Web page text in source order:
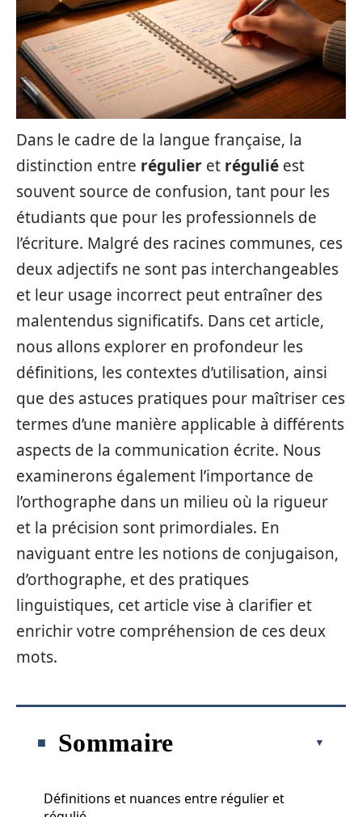
Dans le cadre de la langue française, la
distinction entre régulier et régulié est
souvent source de confusion, tant pour les
étudiants que pour les professionnels de
l’écriture. Malgré des racines communes, ces
deux adjectifs ne sont pas interchangeables
et leur usage incorrect peut entraîner des
malentendus significatifs. Dans cet article,
nous allons explorer en profondeur les
définitions, les contextes d’utilisation, ainsi
que des astuces pratiques pour maîtriser ces
termes d’une manière applicable à différents
aspects de la communication écrite. Nous
examinerons également l’importance de
l’orthographe dans un milieu où la rigueur
et la précision sont primordiales. En
naviguant entre les notions de conjugaison,
d’orthographe, et des pratiques
linguistiques, cet article vise à clarifier et
enrichir votre compréhension de ces deux
mots.
Sommaire
Définitions et nuances entre régulier et